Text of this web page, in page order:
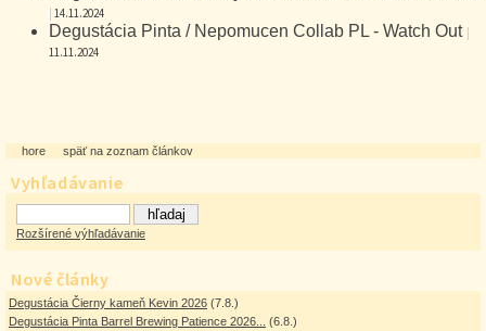
Vyhľadávanie
Rozšírené výhľadávanie
Nové články
Degustácia Čierny kameň Kevin 2026 (7.8.)
Degustácia Pinta Barrel Brewing Patience 2026...
(6.8.)
14.11.2024
Degustácia Pinta / Nepomucen Collab PL - Watch Out
11.11.2024
hore späť na zoznam článkov